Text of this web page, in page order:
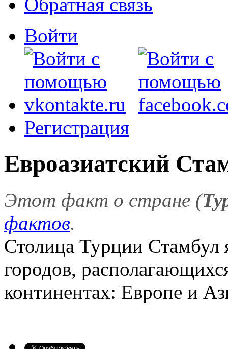
Войти
Регистрация
Евроазиатский
Этот факт о стране (
фактов.
Столица Турции Стамбул
городов,
континентах: Европе и